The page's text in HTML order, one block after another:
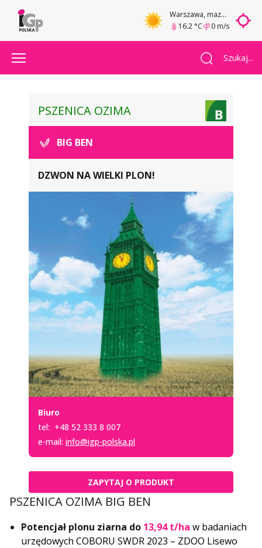
Warszawa, mazowieckie
16.2 °C
0 m/s
Szukaj...
PSZENICA OZIMA BIG BEN
Potencjał plonu ziarna do 13,94 t/ha w badaniach
urzędowych COBORU SWDR 2023 – ZDOO Lisewo
PSZENICA OZIMA
BIG BEN
DZWON NA WIELKI PLON!
Biuro
tel: +48 52 333 8 007
e-mail: info@igp-polska.pl
ZAPYTAJ O PRODUKT